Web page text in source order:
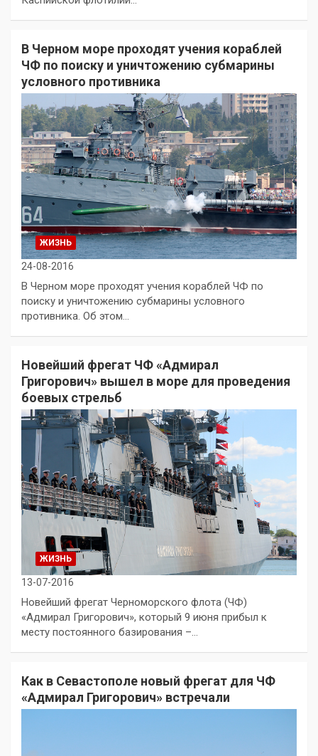
В Черном море проходят учения кораблей
ЧФ по поиску и уничтожению субмарины
условного противника
ЖИЗНЬ
24-08-2016
В Черном море проходят учения кораблей ЧФ по
поиску и уничтожению субмарины условного
противника. Об этом…
Новейший фрегат ЧФ «Адмирал
Григорович» вышел в море для проведения
боевых стрельб
ЖИЗНЬ
13-07-2016
Новейший фрегат Черноморского флота (ЧФ)
«Адмирал Григорович», который 9 июня прибыл к
месту постоянного базирования –…
Как в Севастополе новый фрегат для ЧФ
«Адмирал Григорович» встречали